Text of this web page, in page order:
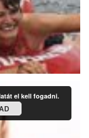
el kell fogadni.